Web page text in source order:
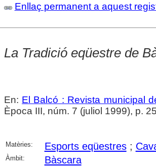
Enllaç permanent a aquest
La Tradició eqüestre de
En: El Balcó : Revista municipal
Època III, núm. 7 (juliol 1999), p.
Matèries: Esports eqüestres;
Àmbit: Bàscara